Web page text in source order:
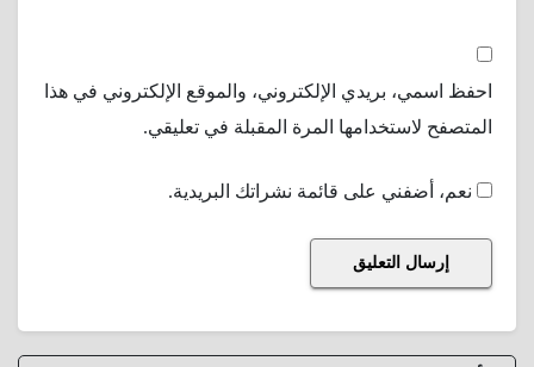
احفظ اسمي، بريدي الإلكتروني، والموقع الإلكتروني في هذا
المتصفح لاستخدامها المرة المقبلة في تعليقي.
نعم، أضفني على قائمة نشراتك البريدية.